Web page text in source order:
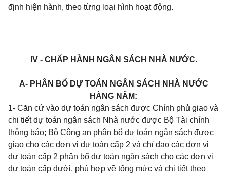
định hiện hành, theo từng loại hình hoạt động.
IV - CHẤP HÀNH NGÂN SÁCH NHÀ NƯỚC.
A- PHÂN BỔ DỰ TOÁN NGÂN SÁCH NHÀ NƯỚC
HÀNG NĂM:
1- Căn cứ vào dự toán ngân sách được Chính phủ giao và
chi tiết dự toán ngân sách Nhà nước được Bộ Tài chính
thông báo; Bộ Công an phân bổ dự toán ngân sách được
giao cho các đơn vị dự toán cấp 2 và chỉ đạo các đơn vị
dự toán cấp 2 phân bổ dự toán ngân sách cho các đơn vị
dự toán cấp dưới, phù hợp về tổng mức và chi tiết theo